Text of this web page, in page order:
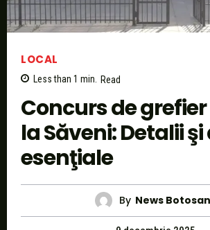
LOCAL
Less than 1 min. Read
Concurs de
la Săveni: Detalii
esenţiale
By News